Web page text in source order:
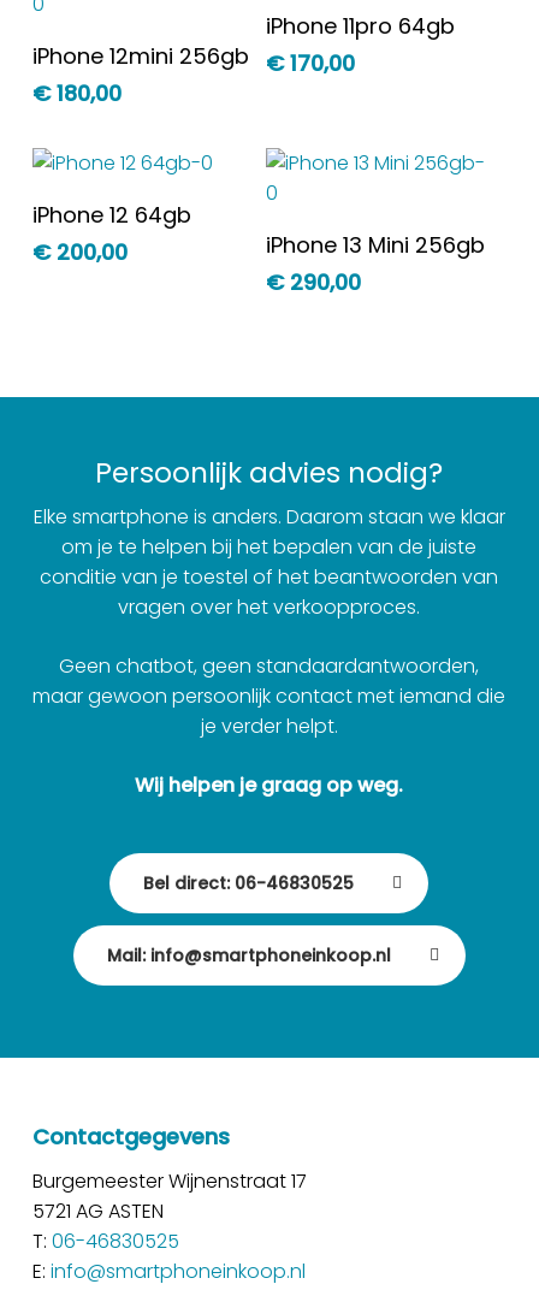
Toevoegen Aan
iPhone 12mini 256gb
€180,00
Toevoegen Aan
Winkelwagen
iPhone 11pro 64gb
€170,00
Toevoegen Aan
Winkelwagen
iPhone 12 64gb
€200,00
Toevoegen Aan
iPhone 13 Mini 256gb
€290,00
Persoonlijk advies nodig?
Elke smartphone is anders. Daarom staan we klaar
om je te helpen bij het bepalen van de juiste
conditie van je toestel of het beantwoorden van
vragen over het verkoopproces.
Geen chatbot, geen standaardantwoorden,
maar gewoon persoonlijk contact met iemand die
je verder helpt.
Wij helpen je graag op weg.
Bel direct: 06-46830525
Mail: info@smartphoneinkoop.nl
Contactgegevens
Burgemeester Wijnenstraat 17
5721 AG ASTEN
T: 06-46830525
E: info@smartphoneinkoop.nl